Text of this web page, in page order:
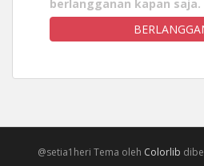
berlangganan kapan saja.
@setia1heri Tema oleh Colorlib